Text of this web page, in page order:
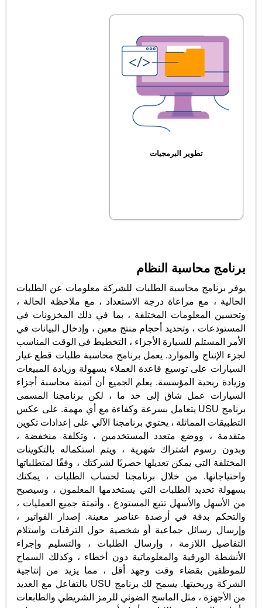
تطوير البرمجيات
برنامج محاسبة النظام
يوفر برنامج محاسبة الطلبات للشركة معلومات عن الطلبات
الحالية ، مع مراعاة درجة الاستعداد ، مع ملاحظة الحالة ،
وتحسين المعلومات المختلفة ، بما في ذلك المخزونات في
المستودعات ، وتحديد أحجام منتج معين ، وإدخال البيانات في
الأمر المستلم للسيارة الأجزاء ، التخطيط في الوقت المناسب
لجزء الإنتاج والموارد. يعمل برنامج محاسبة طلبات قطع غيار
السيارات على توسيع قاعدة العملاء بسهولة وزيادة المبيعات
وزيادة ربحية المؤسسة. يعلم الجميع أن أتمتة محاسبة أجزاء
السيارات عمل شاق إلى حد ما ، لكن برنامجنا المسمى
برنامج USU يتعامل بسرعة وكفاءة مع أي مهمة. على عكس
التطبيقات المماثلة ، يحتوي برنامجنا الآلي على إعدادات تكوين
متقدمة ، ووضع متعدد المستخدمين ، وتكلفة منخفضة ،
وبدون رسوم اشتراك شهرية ، ويتم استكماله بالتكوينات
المختلفة التي يمكن تعديلها حصريًا لشركتك ، وفقًا لمتطلباتها
واحتياجاتها. من خلال برنامجنا لحساب الطلبات ، يمكنك
بسهولة تحديد الطلبات التي يستخدمها المعلمون ، وسيصبح
من الأسهل والأسهل تتبع المستودع ، وأتمتة جميع العمليات ،
والتحكم بدقة في أرصدة عناصر معينة. إصدار الفواتير ،
وإرسال رسائل جماعية أو شخصية حول الترقيات واستلام
التفاصيل اللازمة ، وإرسال الطلبات ، والتسليم وإجراء
الأنشطة الورقية والمعلوماتية دون أخطاء ، وكذلك السماح
للموظفين بقضاء وقت وجهد أقل ، مما يزيد من إنتاجية
الشركة وربحيتها. يسمح لك برنامج USU بالتفاعل مع العديد
من الأجهزة ، مثل الماسح الضوئي للرمز الشريطي والطابعات